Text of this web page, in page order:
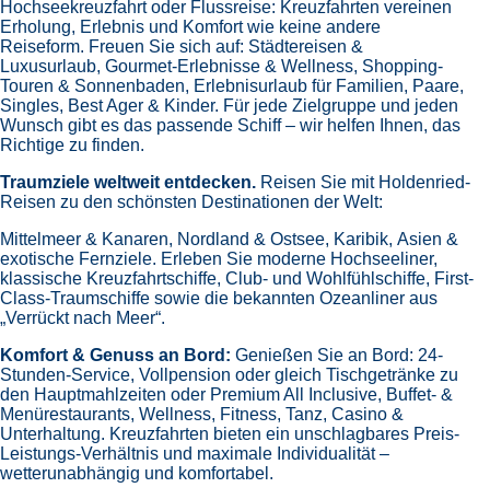
Hochseekreuzfahrt oder Flussreise: Kreuzfahrten vereinen
Erholung, Erlebnis und Komfort wie keine andere
Reiseform. Freuen Sie sich auf: Städtereisen &
Luxusurlaub, Gourmet-Erlebnisse & Wellness, Shopping-
Touren & Sonnenbaden, Erlebnisurlaub für Familien, Paare,
Singles, Best Ager & Kinder. Für jede Zielgruppe und jeden
Wunsch gibt es das passende Schiff – wir helfen Ihnen, das
Richtige zu finden.
Traumziele weltweit entdecken. Reisen Sie mit Holdenried-
Reisen zu den schönsten Destinationen der Welt:
Mittelmeer & Kanaren, Nordland & Ostsee, Karibik, Asien &
exotische Fernziele. Erleben Sie moderne Hochseeliner,
klassische Kreuzfahrtschiffe, Club- und Wohlfühlschiffe, First-
Class-Traumschiffe sowie die bekannten Ozeanliner aus
„Verrückt nach Meer“.
Komfort & Genuss an Bord: Genießen Sie an Bord: 24-
Stunden-Service, Vollpension oder gleich Tischgetränke zu
den Hauptmahlzeiten oder Premium All Inclusive, Buffet- &
Menürestaurants, Wellness, Fitness, Tanz, Casino &
Unterhaltung. Kreuzfahrten bieten ein unschlagbares Preis-
Leistungs-Verhältnis und maximale Individualität –
wetterunabhängig und komfortabel.